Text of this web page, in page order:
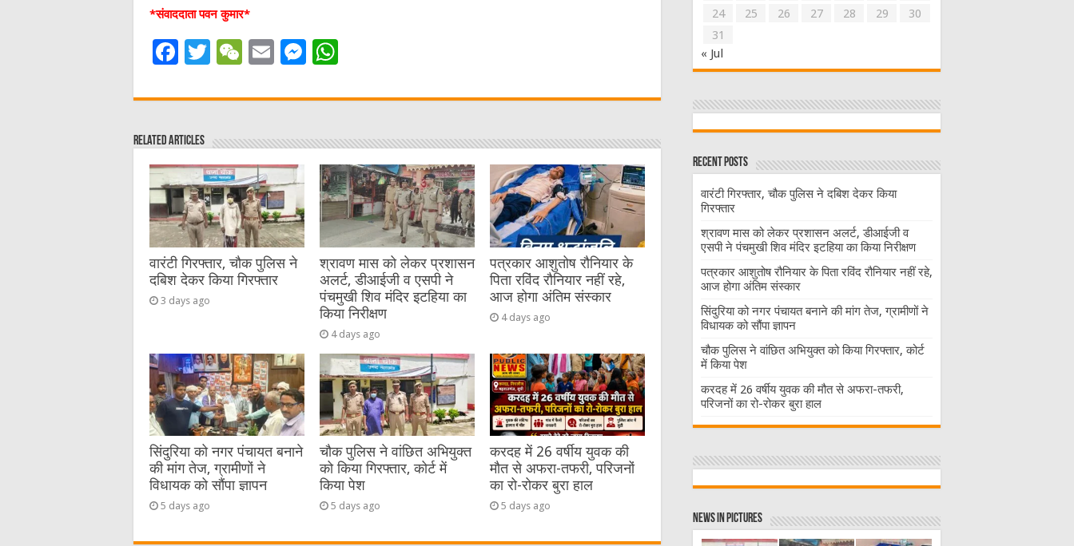
*संवाददाता पवन कुमार*
F
c
e
b
o
o
k
T
it
r
W
C
at
E
ai
M
ss
n
g
er
at
A
p
p
Related Articles
वारंटी गिरफ्तार, चौक पुलिस ने
दबिश देकर किया गिरफ्तार
3 days ago
श्रावण मास को लेकर प्रशासन
अलर्ट, डीआईजी व एसपी ने
पंचमुखी शिव मंदिर इटहिया का
किया निरीक्षण
4 days ago
पत्रकार आशुतोष रौनियार के
पिता रविंद रौनियार नहीं रहे,
आज होगा अंतिम संस्कार
4 days ago
सिंदुरिया को नगर पंचायत बनाने
की मांग तेज, ग्रामीणों ने
विधायक को सौंपा ज्ञापन
5 days ago
चौक पुलिस ने वांछित अभियुक्त
को किया गिरफ्तार, कोर्ट में
किया पेश
5 days ago
करदह में 26 वर्षीय युवक की
मौत से अफरा-तफरी, परिजनों
का रो-रोकर बुरा हाल
5 days ago
24
25 26 27 28 29
30
31
« Jul
Recent Posts
वारंटी गिरफ्तार, चौक पुलिस ने दबिश देकर किया
गिरफ्तार
श्रावण मास को लेकर प्रशासन अलर्ट, डीआईजी व
एसपी ने पंचमुखी शिव मंदिर इटहिया का किया निरीक्षण
पत्रकार आशुतोष रौनियार के पिता रविंद रौनियार नहीं रहे,
आज होगा अंतिम संस्कार
सिंदुरिया को नगर पंचायत बनाने की मांग तेज, ग्रामीणों ने
विधायक को सौंपा ज्ञापन
चौक पुलिस ने वांछित अभियुक्त को किया गिरफ्तार, कोर्ट
में किया पेश
करदह में 26 वर्षीय युवक की मौत से अफरा-तफरी,
परिजनों का रो-रोकर बुरा हाल
News in Pictures